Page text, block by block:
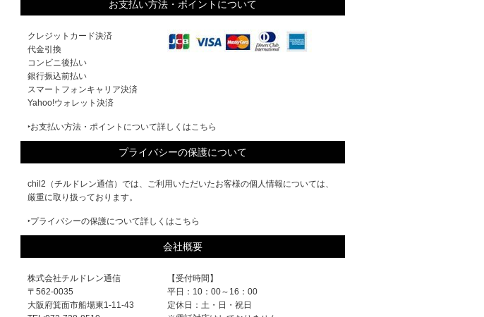
お支払い方法・ポイントについて
クレジットカード決済
代金引換
コンビニ後払い
銀行振込前払い
スマートフォンキャリア決済
Yahoo!ウォレット決済
‣お支払い方法・ポイントについて詳しくはこちら
プライバシーの保護について
chil2（チルドレン通信）では、ご利用いただいたお客様の個人情報については、
厳重に取り扱っております。
‣プライバシーの保護について詳しくはこちら
会社概要
株式会社チルドレン通信
〒562-0035
大阪府箕面市船場東1-11-43
【受付時間】
平日：10：00～16：00
定休日：土・日・祝日